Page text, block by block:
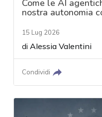
Come le AI
nostra autonomia
15 Lug 2026
diAlessia Valentini
Condividi